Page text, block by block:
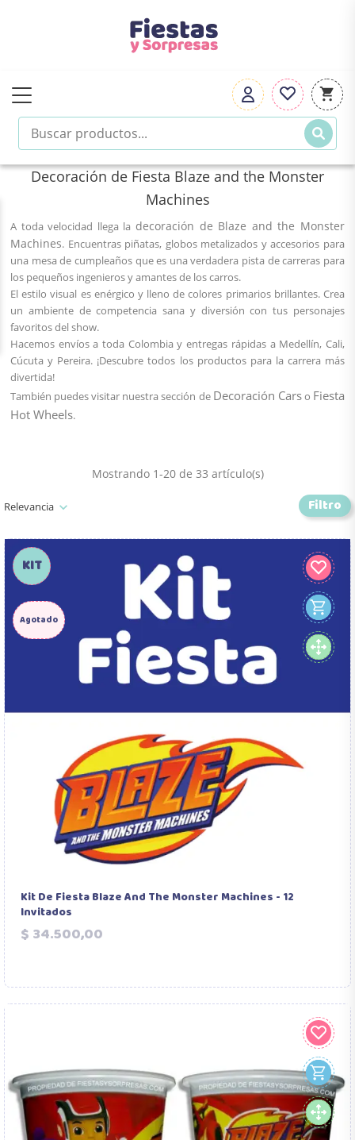
Decoración de Fiesta Blaze and the Monster
Machines
A toda velocidad llega la decoración de Blaze and the Monster
Machines. Encuentras piñatas, globos metalizados y accesorios para
una mesa de cumpleaños que es una verdadera pista de carreras para
los pequeños ingenieros y amantes de los carros.
El estilo visual es enérgico y lleno de colores primarios brillantes. Crea
un ambiente de competencia sana y diversión con tus personajes
favoritos del show.
Hacemos envíos a toda Colombia y entregas rápidas a Medellín, Cali,
Cúcuta y Pereira. ¡Descubre todos los productos para la carrera más
divertida!
También puedes visitar nuestra sección de Decoración Carso Fiesta
Hot Wheels.
Relevancia Filtro
Mostrando 1-20 de 33 artículo(s)
KIT
Agotado
Kit De Fiesta Blaze And The Monster Machines - 12
Invitados
$ 34.500,00